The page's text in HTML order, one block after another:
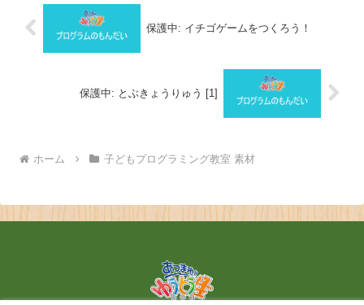
保護中: イチゴゲームをつくろう！
保護中: とぶきょうりゅう [1]
ホーム 子どもプログラミング教室 素材